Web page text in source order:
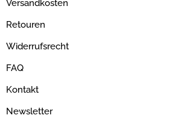
Versandkosten
Retouren
Widerrufsrecht
FAQ
Kontakt
Newsletter